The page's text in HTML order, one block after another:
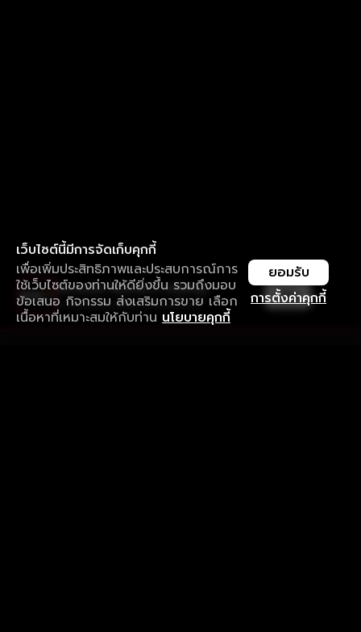
เว็บไซต์นี้มีการจัดเก็บคุกกี้
เพื่อเพิ่มประสิทธิภาพและประสบการณ์การ
ใช้เว็บไซต์ของท่านให้ดียิ่งขึ้น รวมถึงมอบ
ข้อเสนอ กิจกรรม ส่งเสริมการขาย เลือก
เนื้อหาที่เหมาะสมให้กับท่าน นโยบายคุกกี้
การตั้งค่าคุกกี้
ยอมรับ
ใช้งานแอป ลื่นไหลกว่า ไม่มีสะดุด
ดาวน์โหลดแอปเพื่อการรับชมที่ดีกว่า เปิด